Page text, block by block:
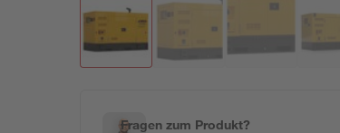
Fragen zum Produkt?